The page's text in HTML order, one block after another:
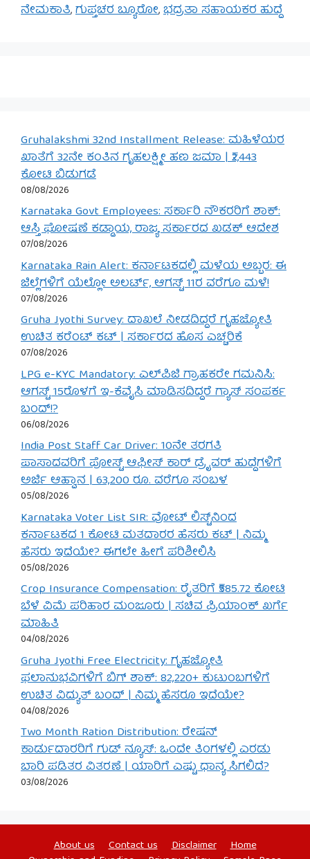
ನೇಮಕಾತಿ,ಗುಪ್ತಚರ ಬ್ಯೂರೋ,ಭದ್ರತಾ ಸಹಾಯಕರ ಹುದ್ದೆ
Gruhalakshmi 32nd Installment Release: ಮಹಿಳೆಯರ
ಖಾತೆಗೆ 32ನೇ ಕಂತಿನ ಗೃಹಲಕ್ಷ್ಮೀ ಹಣ ಜಮಾ | ₹2,443
ಕೋಟಿ ಬಿಡುಗಡೆ
08/08/2026
Karnataka Govt Employees: ಸರ್ಕಾರಿ ನೌಕರರಿಗೆ ಶಾಕ್:
ಆಸ್ತಿ ಘೋಷಣೆ ಕಡ್ಡಾಯ, ರಾಜ್ಯ ಸರ್ಕಾರದ ಖಡಕ್ ಆದೇಶ
07/08/2026
Karnataka Rain Alert: ಕರ್ನಾಟಕದಲ್ಲಿ ಮಳೆಯ ಅಬ್ಬರ: ಈ
ಜಿಲ್ಲೆಗಳಿಗೆ ಯೆಲ್ಲೋ ಅಲರ್ಟ್, ಆಗಸ್ಟ್ 11ರ ವರೆಗೂ ಮಳೆ!
07/08/2026
Gruha Jyothi Survey: ದಾಖಲೆ ನೀಡದಿದ್ದರೆ ಗೃಹಜ್ಯೋತಿ
ಉಚಿತ ಕರೆಂಟ್ ಕಟ್ | ಸರ್ಕಾರದ ಹೊಸ ಎಚ್ಚರಿಕೆ
07/08/2026
LPG e-KYC Mandatory: ಎಲ್‌ಪಿಜಿ ಗ್ರಾಹಕರೇ ಗಮನಿಸಿ:
ಆಗಸ್ಟ್ 15ರೊಳಗೆ ಇ-ಕೆವೈಸಿ ಮಾಡಿಸದಿದ್ದರೆ ಗ್ಯಾಸ್ ಸಂಪರ್ಕ
ಬಂದ್!?
06/08/2026
India Post Staff Car Driver: 10ನೇ ತರಗತಿ
ಪಾಸಾದವರಿಗೆ ಪೋಸ್ಟ್ ಆಫೀಸ್ ಕಾರ್ ಡ್ರೈವರ್ ಹುದ್ದೆಗಳಿಗೆ
ಅರ್ಜಿ ಆಹ್ವಾನ | 63,200 ರೂ. ವರೆಗೂ ಸಂಬಳ
05/08/2026
Karnataka Voter List SIR: ವೋಟ್ ಲಿಸ್ಟ್‌ನಿಂದ
ಕರ್ನಾಟಕದ 1 ಕೋಟಿ ಮತದಾರರ ಹೆಸರು ಕಟ್ | ನಿಮ್ಮ
ಹೆಸರು ಇದೆಯೇ? ಈಗಲೇ ಹೀಗೆ ಪರಿಶೀಲಿಸಿ
05/08/2026
Crop Insurance Compensation: ರೈತರಿಗೆ ₹585.72 ಕೋಟಿ
ಬೆಳೆ ವಿಮೆ ಪರಿಹಾರ ಮಂಜೂರು | ಸಚಿವ ಪ್ರಿಯಾಂಕ್ ಖರ್ಗೆ
ಮಾಹಿತಿ
04/08/2026
Gruha Jyothi Free Electricity: ಗೃಹಜ್ಯೋತಿ
ಫಲಾನುಭವಿಗಳಿಗೆ ಬಿಗ್ ಶಾಕ್: 82,220+ ಕುಟುಂಬಗಳಿಗೆ
ಉಚಿತ ವಿದ್ಯುತ್ ಬಂದ್ | ನಿಮ್ಮ ಹೆಸರೂ ಇದೆಯೇ?
04/08/2026
Two Month Ration Distribution: ರೇಷನ್
ಕಾರ್ಡುದಾರರಿಗೆ ಗುಡ್ ನ್ಯೂಸ್: ಒಂದೇ ತಿಂಗಳಲ್ಲಿ ಎರಡು
ಬಾರಿ ಪಡಿತರ ವಿತರಣೆ | ಯಾರಿಗೆ ಎಷ್ಟು ಧಾನ್ಯ ಸಿಗಲಿದೆ?
03/08/2026
About us Contact us Disclaimer
Home